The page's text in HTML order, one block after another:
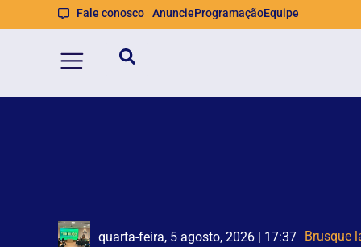
Fale conosco AnuncieProgramaçãoEquipe
quarta-feira, 5 agosto, 2026 | 16:59 Homem
Defesa